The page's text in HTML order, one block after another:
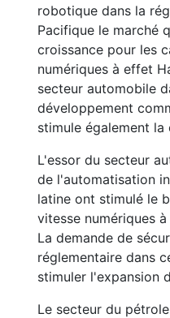
robotique dans la
Pacifique le marché
croissance pour les
numériques à effet
secteur automobile
développement
stimule également la
L'essor du secteur
de l'automatisation
latine ont stimulé le
vitesse numériques
La demande de
réglementaire dans
stimuler l'expansion
Le secteur du